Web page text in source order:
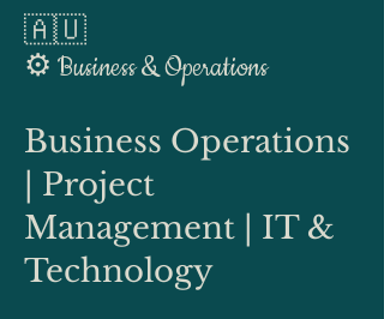
🇦🇺
⚙️ Business & Operations
Business Operations
| Project
Management | IT &
Technology